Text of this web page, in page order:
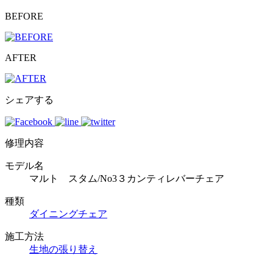
BEFORE
AFTER
シェアする
修理内容
モデル名
マルト スタム/No3３カンティレバーチェア
種類
ダイニングチェア
施工方法
生地の張り替え